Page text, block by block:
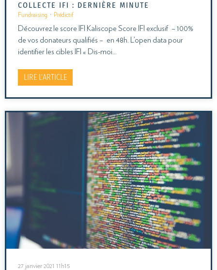
COLLECTE IFI : DERNIÈRE MINUTE
Fundraising · Prédictif
Découvrez le score IFI Kaliscope Score IFI exclusif – 100%
de vos donateurs qualifiés – en 48h. L’open data pour
identifier les cibles IFI « Dis-moi…
LIRE L'ARTICLE
27 janvier 2021 11h15